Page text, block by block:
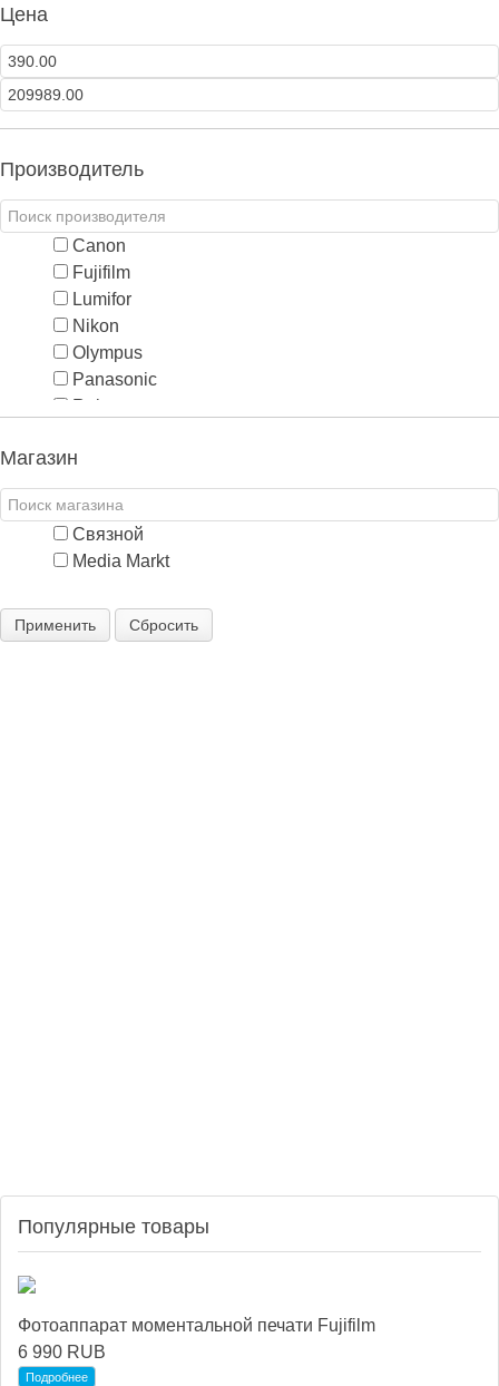
Цена
Производитель
Canon
Fujifilm
Lumifor
Nikon
Olympus
Panasonic
Rekam
Yongnuo
Магазин
Связной
Media Markt
Применить Сбросить
Популярные товары
Фотоаппарат моментальной печати Fujifilm
6 990 RUB
Подробнее